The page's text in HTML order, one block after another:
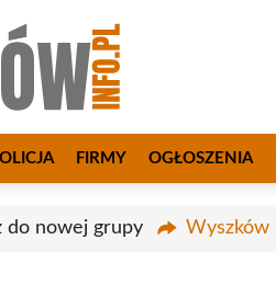
FIRMY OGŁOSZENIA
do nowej grupy Wyszków